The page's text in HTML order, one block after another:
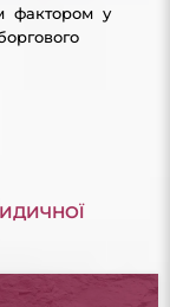
фактором у